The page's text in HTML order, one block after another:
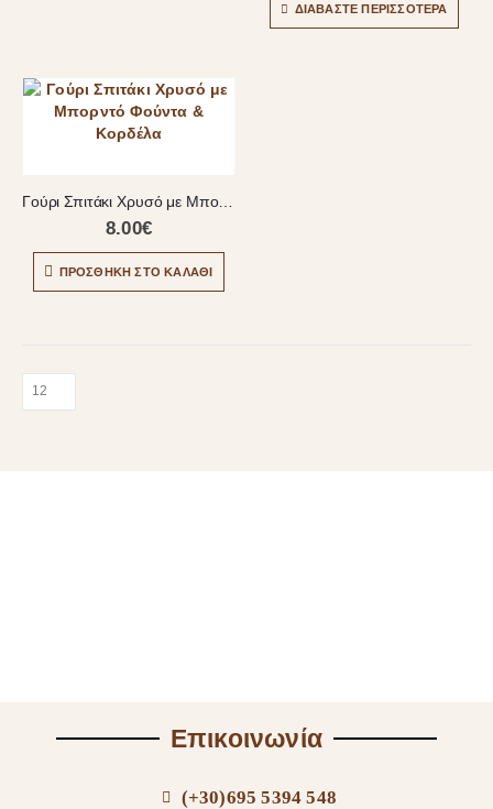
ΔΙΑΒΆΣΤΕ ΠΕΡΙΣΣΌΤΕΡΑ
Γούρι Σπιτάκι Χρυσό με Μπορντό Φούντα & Κορδέλα
8.00€
ΠΡΟΣΘΉΚΗ ΣΤΟ ΚΑΛΆΘΙ
Επικοινωνία
(+30)695 5394 548